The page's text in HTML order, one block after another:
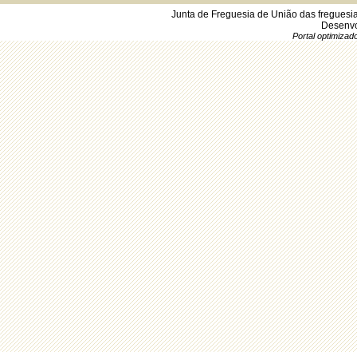
Junta de Freguesia de União das
Portal